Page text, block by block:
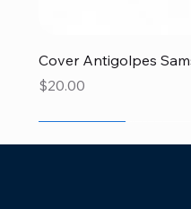
Cover Antigolpes
Price
$20.00